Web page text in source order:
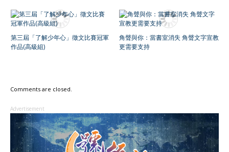
第三屆「了解少年心」徵文比賽冠軍
作品(高級組)
角聲與你：當書室消失 角聲文字宣教
更需要支持
Comments are closed.
Advertisement